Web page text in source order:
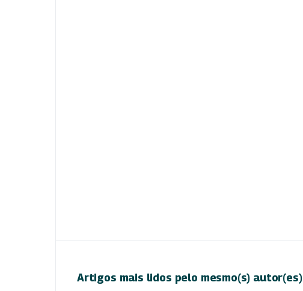
Artigos mais lidos pelo mesmo(s) autor(es)